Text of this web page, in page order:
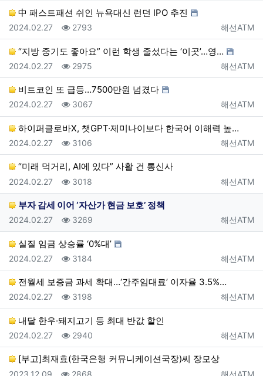
中 패스트패션 쉬인 뉴욕대신 런던 IPO 추진
등록자
해선ATM
등록일
2024.02.27 조회
2793
“지방 중기도 좋아요” 이런 학생 줄섰다는 ‘이곳’…영…
등록자
해선ATM
등록일
2024.02.27 조회
2975
비트코인 또 급등…7500만원 넘겼다
등록자
해선ATM
등록일
2024.02.27 조회
3067
하이퍼클로바X, 챗GPT·제미나이보다 한국어 이해력 높…
등록자
해선ATM
등록일
2024.02.27 조회
3106
“미래 먹거리, AI에 있다” 사활 건 통신사
등록자
해선ATM
등록일
2024.02.27 조회
3018
부자 감세 이어 ‘자산가 현금 보호’ 정책
등록자
해선ATM
등록일
2024.02.27 조회
3269
실질 임금 상승률 ‘0%대’
등록자
해선ATM
등록일
2024.02.27 조회
3184
전월세 보증금 과세 확대…‘간주임대료’ 이자율 3.5%…
등록자
해선ATM
등록일
2024.02.27 조회
3198
내달 한우·돼지고기 등 최대 반값 할인
등록자
해선ATM
등록일
2024.02.27 조회
2940
[부고]최재효(한국은행 커뮤니케이션국장)씨 장모상
등록자
해선ATM
등록일
2023.12.09 조회
2868